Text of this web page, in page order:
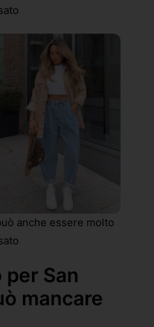
anche essere molto
San
mancare